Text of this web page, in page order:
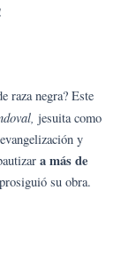
raza negra? Este
jesuita como
y
a más de
su obra.